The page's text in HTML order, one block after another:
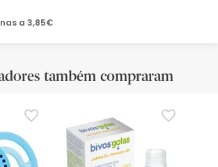
a 3,85€
também compraram